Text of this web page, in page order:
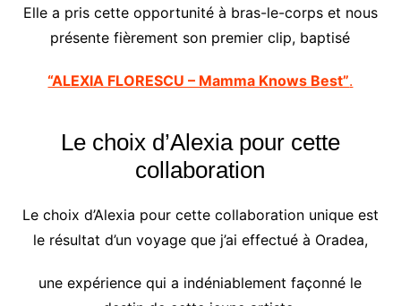
Elle a pris cette opportunité à bras-le-corps et nous
présente fièrement son premier clip, baptisé
“ALEXIA FLORESCU – Mamma Knows Best”.
Le choix d’Alexia pour cette
collaboration
Le choix d’Alexia pour cette collaboration unique est
le résultat d’un voyage que j’ai effectué à Oradea,
une expérience qui a indéniablement façonné le